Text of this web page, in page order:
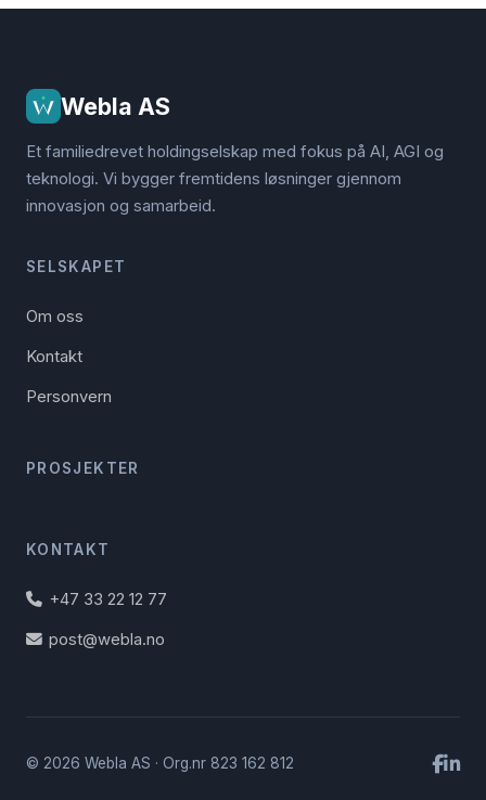
Webla AS
Et familiedrevet holdingselskap med fokus på AI, AGI og
teknologi. Vi bygger fremtidens løsninger gjennom
innovasjon og samarbeid.
SELSKAPET
Om oss
Kontakt
Personvern
PROSJEKTER
KONTAKT
+47 33 22 12 77
post@webla.no
© 2026 Webla AS · Org.nr 823 162 812